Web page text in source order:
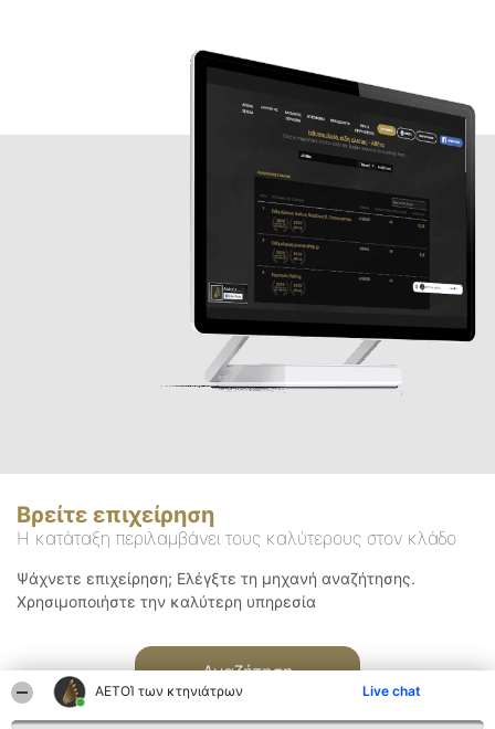
ΑΕΤΟΊ των κτηνιάτρων Live chat
Βρείτε επιχείρηση
Η κατάταξη περιλαμβάνει τους καλύτερους στον κλάδο
Ψάχνετε επιχείρηση; Ελέγξτε τη μηχανή αναζήτησης.
Χρησιμοποιήστε την καλύτερη υπηρεσία
Αναζήτηση